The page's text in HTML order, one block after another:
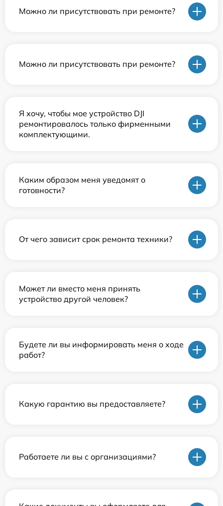
Можно ли присутствовать при ремонте?
Можно ли присутствовать при ремонте?
Я хочу, чтобы мое устройство DJI
ремонтировалось только фирменными
комплектующими.
Каким образом меня уведомят о
готовности?
От чего зависит срок ремонта техники?
Может ли вместо меня принять
устройство другой человек?
Будете ли вы информировать меня о ходе
работ?
Какую гарантию вы предоставляете?
Работаете ли вы с организациями?